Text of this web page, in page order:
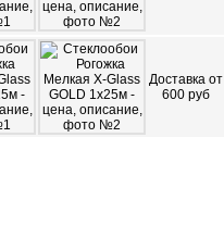
Доставка от
600 руб